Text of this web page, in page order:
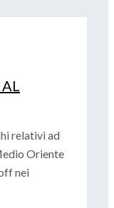
relativi ad
Oriente
nei